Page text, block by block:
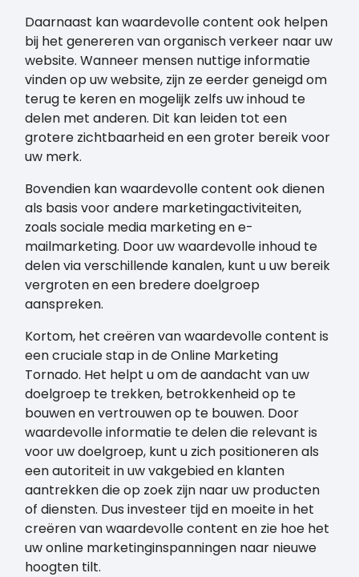
Daarnaast kan waardevolle content ook helpen
bij het genereren van organisch verkeer naar uw
website. Wanneer mensen nuttige informatie
vinden op uw website, zijn ze eerder geneigd om
terug te keren en mogelijk zelfs uw inhoud te
delen met anderen. Dit kan leiden tot een
grotere zichtbaarheid en een groter bereik voor
uw merk.
Bovendien kan waardevolle content ook dienen
als basis voor andere marketingactiviteiten,
zoals sociale media marketing en e-
mailmarketing. Door uw waardevolle inhoud te
delen via verschillende kanalen, kunt u uw bereik
vergroten en een bredere doelgroep
aanspreken.
Kortom, het creëren van waardevolle content is
een cruciale stap in de Online Marketing
Tornado. Het helpt u om de aandacht van uw
doelgroep te trekken, betrokkenheid op te
bouwen en vertrouwen op te bouwen. Door
waardevolle informatie te delen die relevant is
voor uw doelgroep, kunt u zich positioneren als
een autoriteit in uw vakgebied en klanten
aantrekken die op zoek zijn naar uw producten
of diensten. Dus investeer tijd en moeite in het
creëren van waardevolle content en zie hoe het
uw online marketinginspanningen naar nieuwe
hoogten tilt.